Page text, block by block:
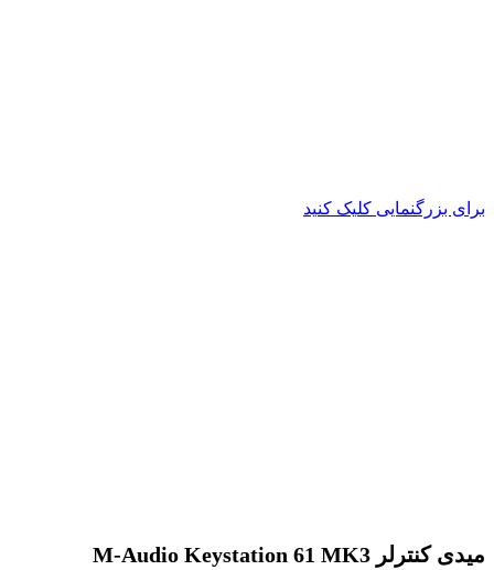
برای بزرگنمایی کلیک کنید
میدی کنترلر M-Audio Keystation 61 MK3